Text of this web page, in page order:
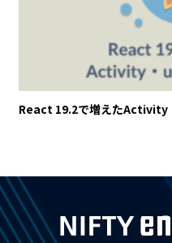
React 19.2で増えた